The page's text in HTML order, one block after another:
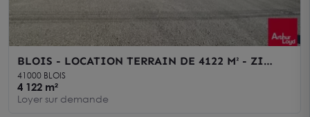
BLOIS - LOCATION TERRAIN DE 4122 M² - ZI
NORD
41000 BLOIS
4 122 m²
Loyer sur demande